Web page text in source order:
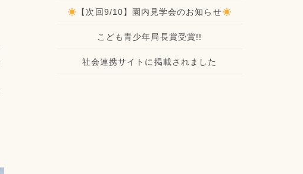
【次回9/10】園内見学会のお知らせ
こども青少年局長賞受賞!!
社会連携サイトに掲載されました